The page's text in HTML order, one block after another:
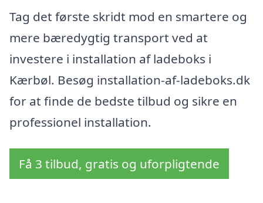
Tag det første skridt mod en smartere og
mere bæredygtig transport ved at
investere i installation af ladeboks i
Kærbøl. Besøg installation-af-ladeboks.dk
for at finde de bedste tilbud og sikre en
professionel installation.
Få 3 tilbud, gratis og uforpligtende